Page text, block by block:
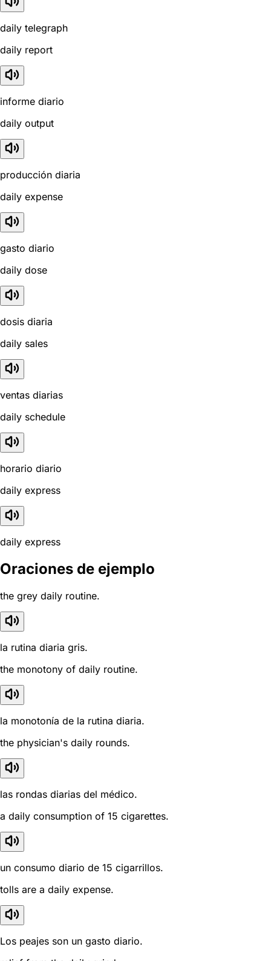
daily telegraph
daily report
informe diario
daily output
producción diaria
daily expense
gasto diario
daily dose
dosis diaria
daily sales
ventas diarias
daily schedule
horario diario
daily express
daily express
Oraciones de ejemplo
the grey daily routine.
la rutina diaria gris.
the monotony of daily routine.
la monotonía de la rutina diaria.
the physician's daily rounds.
las rondas diarias del médico.
a daily consumption of 15 cigarettes.
un consumo diario de 15 cigarrillos.
tolls are a daily expense.
Los peajes son un gasto diario.